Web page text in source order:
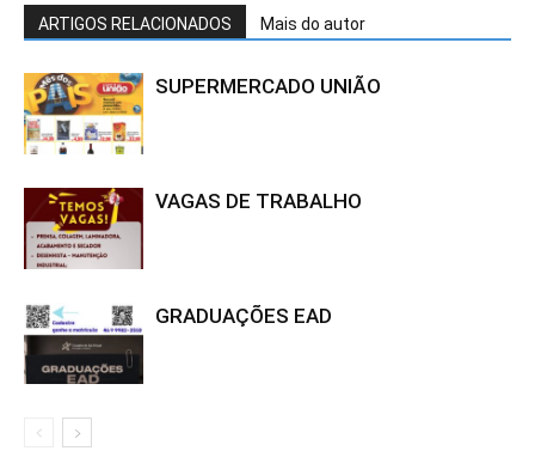
ARTIGOS RELACIONADOS Mais do autor
SUPERMERCADO UNIÃO
VAGAS DE TRABALHO
GRADUAÇÕES EAD